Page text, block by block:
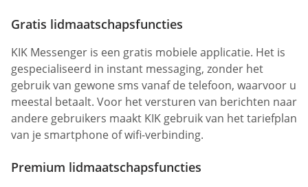
Gratis lidmaatschapsfuncties
KIK Messenger is een gratis mobiele applicatie. Het is
gespecialiseerd in instant messaging, zonder het
gebruik van gewone sms vanaf de telefoon, waarvoor u
meestal betaalt. Voor het versturen van berichten naar
andere gebruikers maakt KIK gebruik van het tariefplan
van je smartphone of wifi-verbinding.
Premium lidmaatschapsfuncties